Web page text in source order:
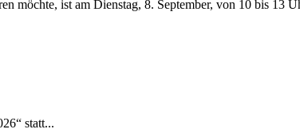
möchte, ist am Dienstag, 8. September, von 10 bis 13
statt...